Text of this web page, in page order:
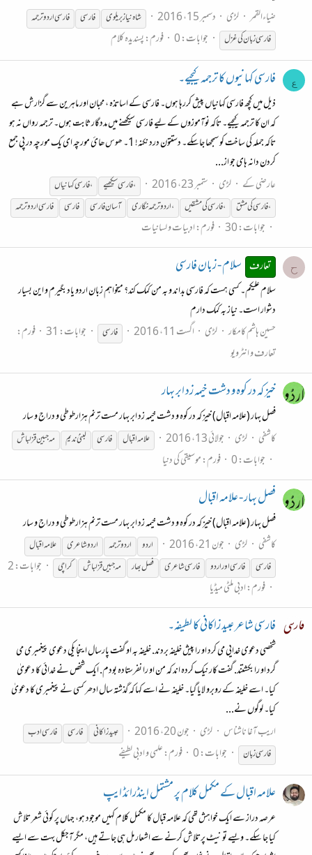
ضیاءالقمر لڑی دسمبر 15، 2016 شاہ نیاز بریلوی فارسی فارسیاردو ترجمہ
فارسیزبان کی غزل جوابات: 0 فورم:پسندیدہ کلام
ع فارسی کہانیوں کا ترجمہ کیجیے۔
ذیل میں کچھ فارسی کہانیاں پیش کررہا ہوں۔ فارسی کے اساتذہ ، محبان اور ماہرین سے گزارش ہے
کہ ان کا ترجمہ کیجیے۔ تاکہ نوآموزوں کے لیے فارسی سیکھنے میں مددگار ثابت ہوں۔ ترجمہ رواں نہ ہو
تاکہ جملہ کی ساخت کو سمجھا جاسکے۔ دستتون درد نکنہ! 1۔ ھوس ھائ مورچہ ای یک مورچه در پی جمع
کردن دانه های جو از...
عارضی کے
لڑی ستمبر 23، 2016 ،فارسیسیکھیے ،فارسیکہانیاں
،فارسیکی مشق ،فارسیکی مشقیں ،اردو ترجمہ نگاری آسانفارسی فارسی فارسیاردو ترجمہ
جوابات: 30 فورم:ادبیات و لسانیات
ح تعارف سلام - زبان فارسی
سلام علیکم۔ کسی هست که فارسی بداند و به من کمک کند؟ میخواهم زبان اردو یاد بگیرم و این بسیار
دشوار است۔ نیاز به کمک دارم
حسین هاشم کامکار لڑی اگست 11، 2016 فارسی جوابات: 31
فورم:
تعارف و انٹرویو
خیز که در کوه و دشت خیمه زد ابر بهار
فصل بهار (علامہ اقبال) خیز که در کوه و دشت خیمه زد ابر بهار مست ترنم هزارطوطی و دراج و سار
کاشفی
لڑی جولائی 13، 2016 علامہ اقبال فارسی لبنیٰ ندیم مہ جبین قزلباش
جوابات: 0 فورم:موسیقی کی دنیا
فصل بهار - علامہ اقبال
فصل بهار (علامہ اقبال) خیز که در کوه و دشت خیمه زد ابر بهار مست ترنم هزارطوطی و دراج و سار
کاشفی
لڑی جون 21، 2016 اردو اردو ترجمہ اردو شاعری
علامہ اقبال
فارسی
فارسیاور اردو فارسیشاعری فصل بھار مہ جبیں قزلباش کراچی
جوابات: 2
فورم:ادبی ملٹی میڈیا
فارسی شاعر عبید زاکانی کا لطیفہ۔
شخصی دعوی خدایی می کرد او را پیش خلیفه بردند. خلیفه به او گفت پارسال اینجا یکی دعوی پیغمبری می
گرد او را بکشتند. گفت کار نیک کرده اند که من او را نفرستاده بودم. ایک شخص نے خدائی کا دعویٰ
کیا۔ اسے خلیفہ کے روبرو لایا گیا۔ خلیفہ نے اسے کہا کہ گذشتہ سال ادھر کسی نے پیغمبری کا دعویٰ
کیا۔ لوگوں نے...
اریب آغا ناشناس
لڑی جون 20، 2016 عبید زاکانی فارسی فارسیادب
فارسیزبان جوابات: 0 فورم:علمی و ادبی لطیفے
علامہ اقبال کے مکمل کلام پر مشتمل اینڈرائڈ ایپ
عرصہ دراز سے ایک خواہش تھی کہ علامہ قبال کا مکمل کلام کہیں موجود ہو، جہاں پر کوئی شعر تلاش
کیا جا سکے۔ ویسے تو نیٹ پرتلاش کرنے سے اشعار مل ہی جاتے ہیں، مگر آجکل بہت سے ایسے